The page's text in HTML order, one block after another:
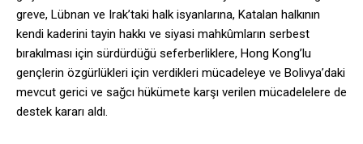
greve, Lübnan ve Irak’taki halk isyanlarına, Katalan halkının
kendi kaderini tayin hakkı ve siyasi mahkûmların serbest
bırakılması için sürdürdüğü seferberliklere, Hong Kong’lu
gençlerin özgürlükleri için verdikleri mücadeleye ve Bolivya’daki
mevcut gerici ve sağcı hükümete karşı verilen mücadelelere de
destek kararı aldı.